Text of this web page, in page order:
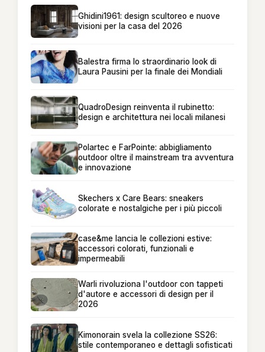
Ghidini1961: design scultoreo e nuove
visioni per la casa del 2026
Balestra firma lo straordinario look di
Laura Pausini per la finale dei Mondiali
QuadroDesign reinventa il rubinetto:
design e architettura nei locali milanesi
Polartec e FarPointe: abbigliamento
outdoor oltre il mainstream tra avventura
e innovazione
Skechers x Care Bears: sneakers
colorate e nostalgiche per i più piccoli
case&me lancia le collezioni estive:
accessori colorati, funzionali e
impermeabili
Warli rivoluziona l'outdoor con tappeti
d'autore e accessori di design per il
2026
Kimonorain svela la collezione SS26:
stile contemporaneo e dettagli sofisticati